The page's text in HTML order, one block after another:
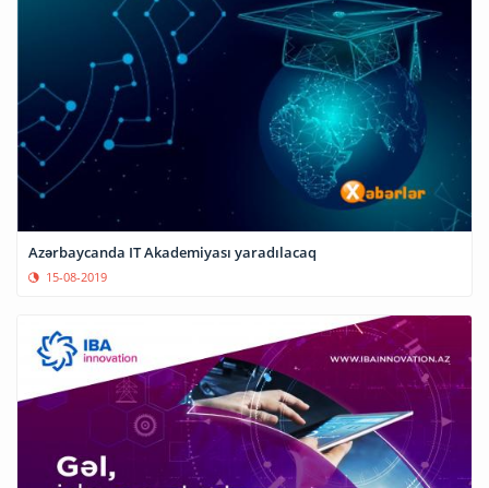
Azərbaycanda IT Akademiyası yaradılacaq
15-08-2019